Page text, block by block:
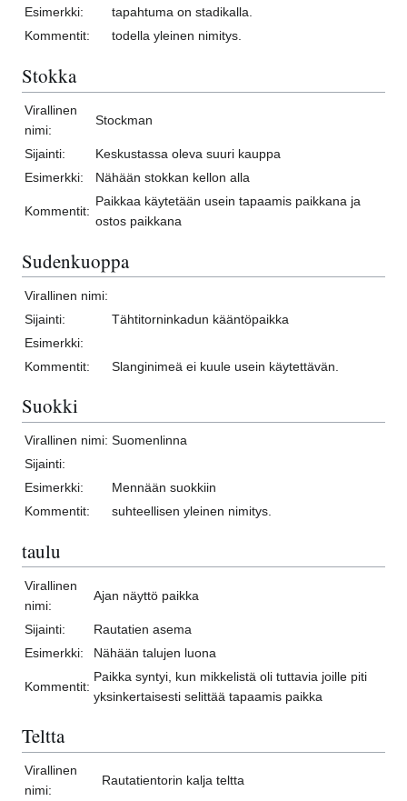
Esimerkki:
tapahtuma on stadikalla.
Kommentit:
todella yleinen nimitys.
Stokka
Virallinen
nimi:
Stockman
Sijainti:
Keskustassa oleva suuri kauppa
Esimerkki:
Nähään stokkan kellon alla
Kommentit:
Paikkaa käytetään usein tapaamis paikkana ja
ostos paikkana
Sudenkuoppa
Virallinen nimi:
Sijainti:
Tähtitorninkadun kääntöpaikka
Esimerkki:
Kommentit:
Slanginimeä ei kuule usein käytettävän.
Suokki
Virallinen nimi: Suomenlinna
Sijainti:
Esimerkki:
Mennään suokkiin
Kommentit:
suhteellisen yleinen nimitys.
taulu
Virallinen
nimi:
Ajan näyttö paikka
Sijainti:
Rautatien asema
Esimerkki:
Nähään talujen luona
Kommentit:
Paikka syntyi, kun mikkelistä oli tuttavia joille piti
yksinkertaisesti selittää tapaamis paikka
Teltta
Virallinen
nimi:
Rautatientorin kalja teltta